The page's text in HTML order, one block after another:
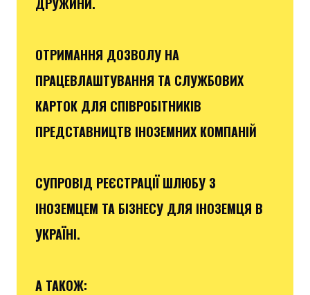
ОТРИМАННЯ ДОЗВОЛУ НА
ПРАЦЕВЛАШТУВАННЯ ТА СЛУЖБОВИХ
КАРТОК ДЛЯ СПІВРОБІТНИКІВ
ПРЕДСТАВНИЦТВ ІНОЗЕМНИХ КОМПАНІЙ
СУПРОВІД РЕЄСТРАЦІЇ ШЛЮБУ З
ІНОЗЕМЦЕМ ТА БІЗНЕСУ ДЛЯ ІНОЗЕМЦЯ В
УКРАЇНІ.
А ТАКОЖ: